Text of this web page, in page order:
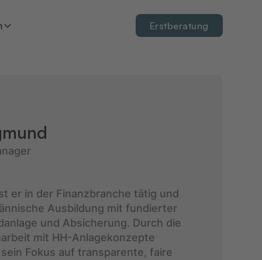
Erstberatung
er in der Finanzbranche tätig und
Ausbildung mit fundierter
und Absicherung. Durch die
mit HH-Anlagekonzepte
Fokus auf transparente, faire